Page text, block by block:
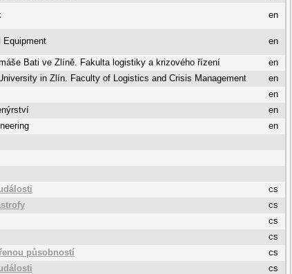
en
Equipment en
Bati ve Zlíně. Fakulta logistiky a krizového řízení
en
in Zlín. Faculty of Logistics and Crisis Management
en
en
en
en
cs
cs
cs
cs
působností
cs
cs